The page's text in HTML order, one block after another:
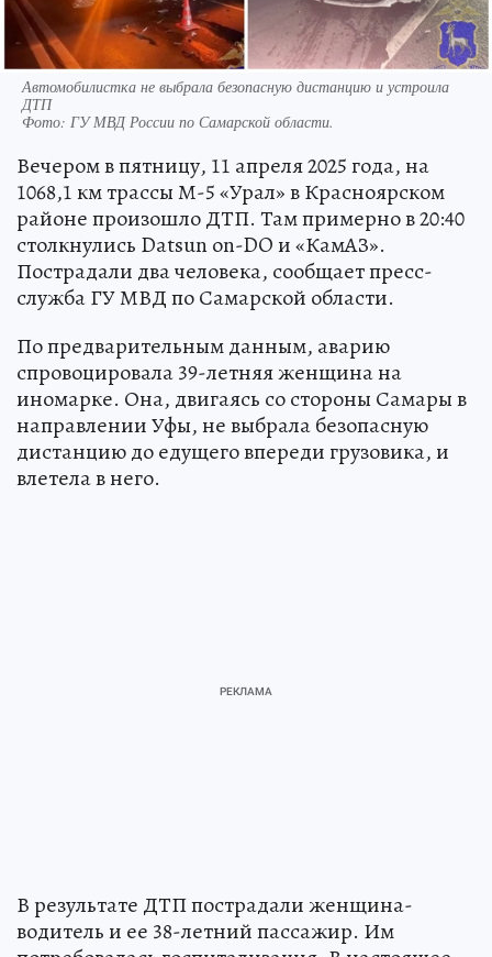
Автомобилистка не выбрала безопасную дистанцию и устроила
ДТП
Фото: ГУ МВД России по Самарской области.
Вечером в пятницу, 11 апреля 2025 года, на
1068,1 км трассы М-5 «Урал» в Красноярском
районе произошло ДТП. Там примерно в 20:40
столкнулись Datsun on-DO и «КамАЗ».
Пострадали два человека, сообщает пресс-
служба ГУ МВД по Самарской области.
По предварительным данным, аварию
спровоцировала 39-летняя женщина на
иномарке. Она, двигаясь со стороны Самары в
направлении Уфы, не выбрала безопасную
дистанцию до едущего впереди грузовика, и
влетела в него.
В результате ДТП пострадали женщина-
водитель и ее 38-летний пассажир. Им